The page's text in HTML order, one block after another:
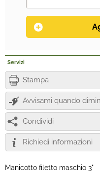
Servizi
Stampa
Avvisami quando
Condividi
Richiedi informazioni
Manicotto filetto maschio 3"